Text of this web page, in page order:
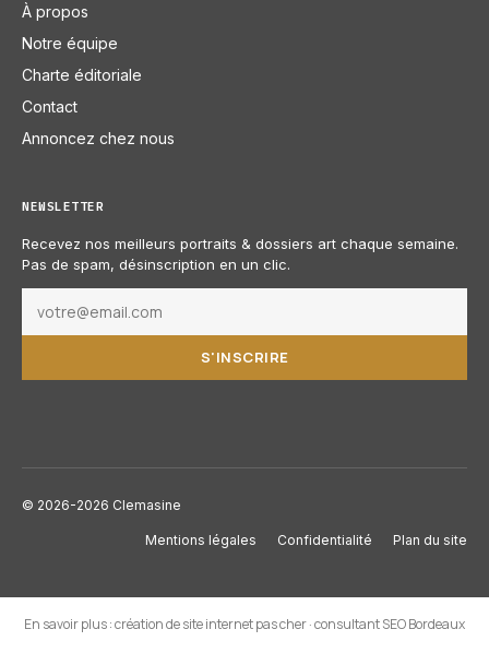
À propos
Notre équipe
Charte éditoriale
Contact
Annoncez chez nous
NEWSLETTER
Recevez nos meilleurs portraits & dossiers art chaque semaine.
Pas de spam, désinscription en un clic.
S'INSCRIRE
© 2026-2026 Clemasine
Mentions légales Confidentialité Plan du site
En savoir plus :création de site internet pas cher·consultant SEO Bordeaux